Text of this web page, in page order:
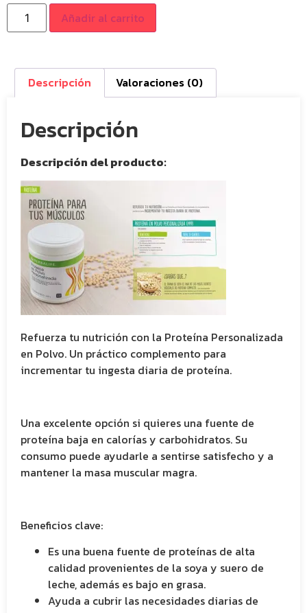
Añadir al carrito
Descripción Valoraciones (0)
Descripción
Descripción del producto:
Refuerza tu nutrición con la Proteína Personalizada
en Polvo. Un práctico complemento para
incrementar tu ingesta diaria de proteína.
Una excelente opción si quieres una fuente de
proteína baja en calorías y carbohidratos. Su
consumo puede ayudarle a sentirse satisfecho y a
mantener la masa muscular magra.
Beneficios clave:
Es una buena fuente de proteínas de alta
calidad provenientes de la soya y suero de
leche, además es bajo en grasa.
Ayuda a cubrir las necesidades diarias de